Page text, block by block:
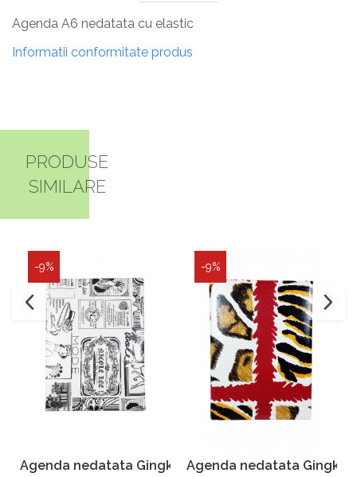
Agenda A6 nedatata cu elastic
Informatii conformitate produs
PRODUSE
SIMILARE
-9%
Agenda nedatata Gingko A7
-9%
Agenda nedatata Gingko